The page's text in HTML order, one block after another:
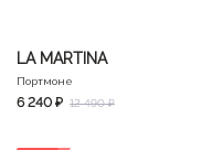
LA MARTINA
Портмоне
6 240 ₽ 12 490 ₽